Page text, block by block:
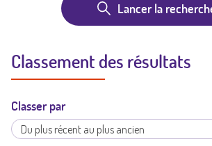
Classement des résultats
Classer par